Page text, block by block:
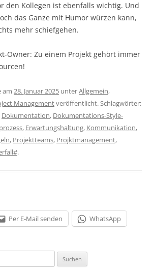
den Kollegen ist ebenfalls wichtig. Und
das Ganze mit Humor würzen kann,
mehr schiefgehen.
Owner: Zu einem Projekt gehört immer
am 28. Januar 2025 unterAllgemein,
Managementveröffentlicht. Schlagwörter:
Dokumentation, Dokumentations-Style-
, Erwartungshaltung, Kommunikation,
, Projektteams, Projktmanagement,
.
Per E-Mail senden WhatsApp